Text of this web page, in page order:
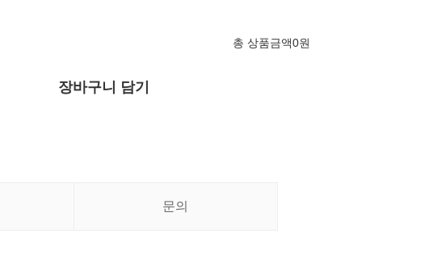
총 상품금액0원
장바구니 담기
문의